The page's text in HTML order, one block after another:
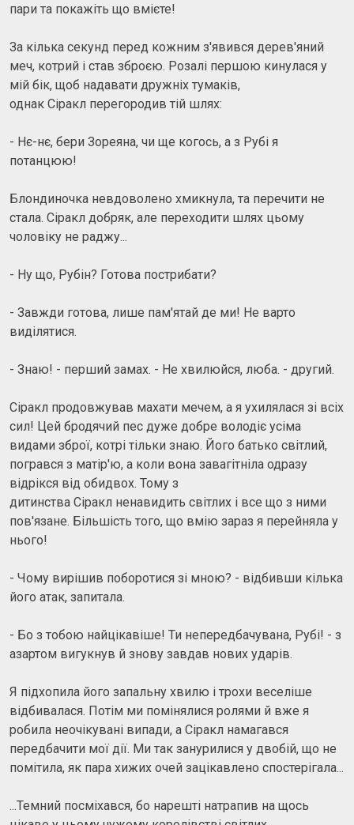
пари та покажіть що вмієте!
За кілька секунд перед кожним з'явився дерев'яний
меч, котрий і став зброєю. Розалі першою кинулася у
мій бік, щоб надавати дружніх тумаків,
однак Сіракл перегородив тій шлях:
- Нє-нє, бери Зореяна, чи ще когось, а з Рубі я
потанцюю!
Блондиночка невдоволено хмикнула, та перечити не
стала. Сіракл добряк, але переходити шлях цьому
чоловіку не раджу...
- Ну що, Рубін? Готова пострибати?
- Завжди готова, лише пам'ятай де ми! Не варто
виділятися.
- Знаю! - перший замах. - Не хвилюйся, люба. - другий.
Сіракл продовжував махати мечем, а я ухилялася зі всіх
сил! Цей бродячий пес дуже добре володіє усіма
видами зброї, котрі тільки знаю. Його батько світлий,
погрався з матір'ю, а коли вона завагітніла одразу
відрікся від обидвох. Тому з
дитинства Сіракл ненавидить світлих і все що з ними
пов'язане. Більшість того, що вмію зараз я перейняла у
нього!
- Чому вирішив поборотися зі мною? - відбивши кілька
його атак, запитала.
- Бо з тобою найцікавіше! Ти непередбачувана, Рубі! - з
азартом вигукнув й знову завдав нових ударів.
Я підхопила його запальну хвилю і трохи веселіше
відбивалася. Потім ми помінялися ролями й вже я
робила неочікувані випади, а Сіракл намагався
передбачити мої дії. Ми так занурилися у двобій, що не
помітила, як пара хижих очей зацікавлено спостерігала...
...Темний посміхався, бо нарешті натрапив на щось